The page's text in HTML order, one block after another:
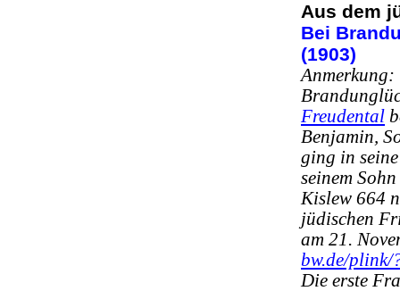
Aus dem
Bei
(1903)
Anmerkung:
Freudental
Benjamin,
ging in
seinem
Kislew 664
jüdischen
am 21.
bw.de/
Die erste